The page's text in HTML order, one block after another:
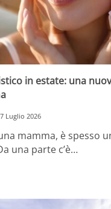
in estate: una
Luglio 2026
mamma, è spesso
una parte c’è…